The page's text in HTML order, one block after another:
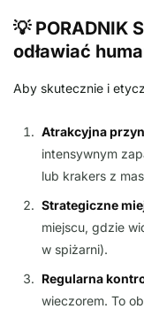
💡 PORADNIK
odławiać
Aby skutecznie i
Atrakcyjna
intensywnym
lub krakers z
Strategiczne
miejscu, gdzie
w spiżarni).
Regularna
wieczorem. To